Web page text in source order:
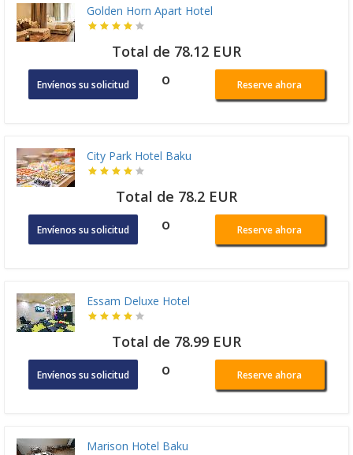
Golden Horn Apart Hotel
Total de 78.12 EUR
Envíenos su solicitud o Reserve ahora
City Park Hotel Baku
Total de 78.2 EUR
Envíenos su solicitud o Reserve ahora
Essam Deluxe Hotel
Total de 78.99 EUR
Envíenos su solicitud o Reserve ahora
Marison Hotel Baku